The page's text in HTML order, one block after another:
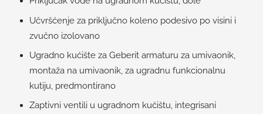
Učvršćenje za priključno koleno podesivo po visini i
zvučno izolovano
Ugradno kućište za Geberit armaturu za umivaonik,
montaža na umivaonik, za ugradnu funkcionalnu
kutiju, predmontirano
Zaptivni ventili u ugradnom kućištu, integrisani